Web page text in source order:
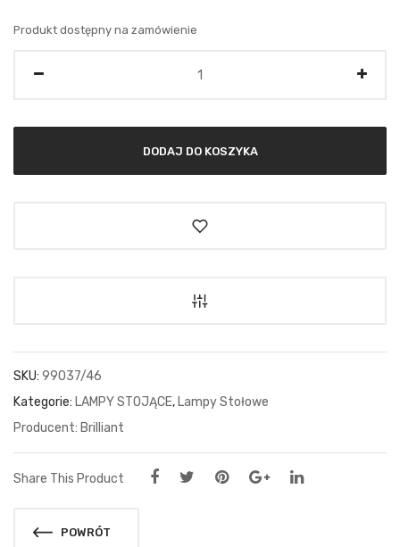
Produkt dostępny na zamówienie
DODAJ DO KOSZYKA
SKU: 99037/46
Kategorie: LAMPY STOJĄCE,Lampy Stołowe
Brilliant
Share This Product
POWRÓT